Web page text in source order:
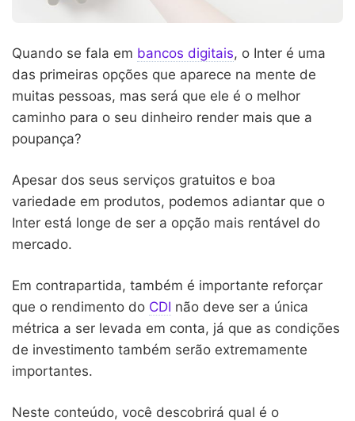
Quando se fala em bancos digitais, o Inter é uma
das primeiras opções que aparece na mente de
muitas pessoas, mas será que ele é o melhor
caminho para o seu dinheiro render mais que a
poupança?
Apesar dos seus serviços gratuitos e boa
variedade em produtos, podemos adiantar que o
Inter está longe de ser a opção mais rentável do
mercado.
Em contrapartida, também é importante reforçar
que o rendimento do CDI não deve ser a única
métrica a ser levada em conta, já que as condições
de investimento também serão extremamente
importantes.
Neste conteúdo, você descobrirá qual é o